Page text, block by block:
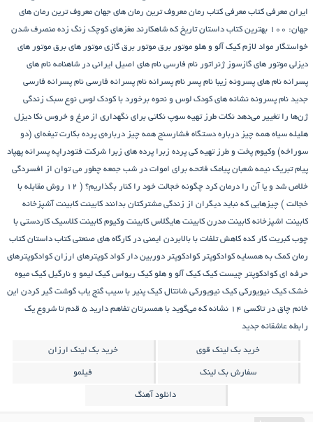
ایران معرفی کتاب معرفی کتاب رمان معروف ترین رمان های جهان معروف ترین رمان های
جهان: ۱۰۰ بهترین کتاب داستان تاریخ که شاهکارند
مغزهای کوچک زنگ زده منصرف شدن
خواستگار مواد لازم کیک آلو و هلو موتور برق موتور برق گازی موتور های برق موتور های
دیزلی موتور های گازسوز ژنراتور نام فارسی نام های اصیل ایرانی در شاهنامه نام های
پسرانه نام های پسرونه زیبا نام پسر نام پسرانه نام پسرانه فارسی نام پسرانه فارسی
جدید نام پسرونه نشانه های کودک لوس و نحوه برخورد با کودک لوس نوع سبک زندگی
ژن‌ها را تغییر می‌دهد نکات طرز تهیه سوپ نکاتی برای نگهداری از مرغ و خروس نکا دیزل
هلیله سیاه همه چیز درباره دستگاه فشارسنج همه چیز درباره‌ی پرده بکارت تیغه‌ای (دو
سوراخه) وکیوم پخت و طرز تهیه کی پرده زبرا پرده های زبرا شرکت فتودراپه پسرانه پهپاد
پیام تبریک نیمه شعبان پیامک فاتحه برای اموات در شب جمعه چطور می توان از افسردگی
خلاص شد و یا آن را درمان کرد
چگونه خجالت خود را کنار بگذاریم؟ ( 12 روش مقابله با
خجالت ) چیزهایی که نباید دیگران از زندگی مشترکتان بدانند کابینت کابینت آشپزخانه
کابینت اشپزخانه کابینت مدرن کابینت هایگلاس کابینت وکیوم کابینت کلاسیک کاردستی با
چوب کبریت کار کده کاهش تلفات با بالابردن ایمنی در کارگاه های صنعتی کتاب داستان کتاب
رمان کمک به همسایه کوادکوپتر کوادکوپتر دوربین دار کواد کوپترهای ارزان کوادکوپترهای
حرفه ای کوادکوپتر چیست کیک کیک آلو و هلو کیک ریواس کیک لیمو و نارگیل کیک میوه
خشک کیک نیویورکی کیک نیویورکی شانتال کیک پنیر با سیب گنج‌ یاب گوشت گیر کردن این
خانم چاق در تاکسی ۱۴ نشانه که می‌گوید با همسرتان تفاهم دارید
۵ قدم تا شروع یک
رابطه عاشقانه جدید
خرید بک لینک قوی خرید بک لینک ارزان
سفارش بک لینک فیلمو
دانلود آهنگ